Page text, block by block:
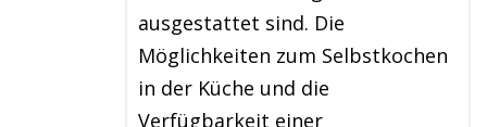
ausgestattet sind. Die
Möglichkeiten zum Selbstkochen
in der Küche und die
Verfügbarkeit einer